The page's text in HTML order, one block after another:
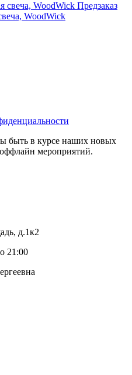
Предзаказ
WoodWick
быть в курсе наших новых
мероприятий.
д.1к2
21:00